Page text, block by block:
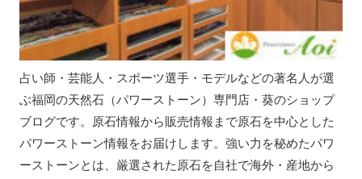
占い師・芸能人・スポーツ選手・モデルなどの著名人が選
ぶ福岡の天然石（パワーストーン）専門店・葵のショップ
ブログです。原石情報から販売情報まで原石を中心とした
パワーストーン情報をお届けします。強い力を秘めたパワ
ーストーンとは、厳選された原石を自社で海外・産地から